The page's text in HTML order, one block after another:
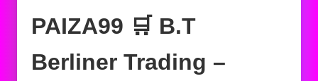
PAIZA99 🛒 B.T
Berliner Trading –